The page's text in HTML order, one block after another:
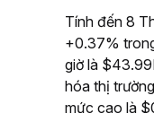
Tính đến 8
+0.37%
giờ là
hóa thị
mức cao là